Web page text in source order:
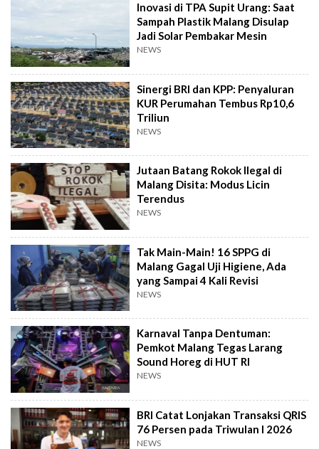
Inovasi di TPA Supit Urang: Saat
Sampah Plastik Malang Disulap
Jadi Solar Pembakar Mesin
NEWS
Sinergi BRI dan KPP: Penyaluran
KUR Perumahan Tembus Rp10,6
Triliun
NEWS
Jutaan Batang Rokok Ilegal di
Malang Disita: Modus Licin
Terendus
NEWS
Tak Main-Main! 16 SPPG di
Malang Gagal Uji Higiene, Ada
yang Sampai 4 Kali Revisi
NEWS
Karnaval Tanpa Dentuman:
Pemkot Malang Tegas Larang
Sound Horeg di HUT RI
NEWS
BRI Catat Lonjakan Transaksi QRIS
76 Persen pada Triwulan I 2026
NEWS